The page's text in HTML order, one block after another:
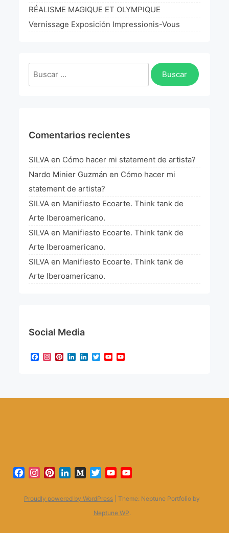
«Sincronías con sentido» Bogotá Colombia 2019
«Huellas trashumantes» New York 2018
La Fórmula Científica Del Arte
Association Paris
Fundación Colombia
Blog
RÉALISME MAGIQUE ET OLYMPIQUE
Vernissage Exposición Impressionis-Vous
Buscar:
Comentarios recientes
SILVA en Cómo hacer mi statement de artista?
Nardo Minier Guzmán en Cómo hacer mi
statement de artista?
SILVA en Manifiesto Ecoarte. Think tank de
Arte Iberoamericano.
SILVA en Manifiesto Ecoarte. Think tank de
Arte Iberoamericano.
SILVA en Manifiesto Ecoarte. Think tank de
Arte Iberoamericano.
Social Media
Facebook
Instagram
Pinterest
LinkedIn
LinkedIn
TwitterYouTube
Facebook
Instagram
PinterestLinkedInMediumTwitterYouTube
Proudly powered by WordPress
Theme: Neptune Portfolio by
Neptune WP.